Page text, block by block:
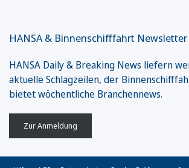
HANSA & Binnenschifffahrt Newsletter
HANSA Daily & Breaking News liefern
aktuelle Schlagzeilen, der
bietet wöchentliche Branchennews.
Zur Anmeldung